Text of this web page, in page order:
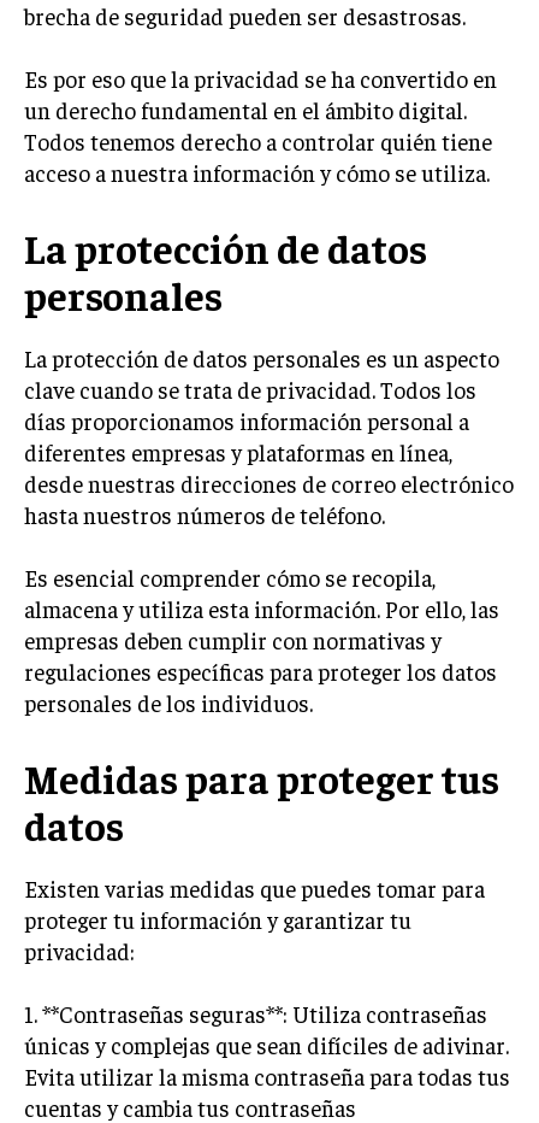
brecha de seguridad pueden ser desastrosas.
Es por eso que la privacidad se ha convertido en
un derecho fundamental en el ámbito digital.
Todos tenemos derecho a controlar quién tiene
acceso a nuestra información y cómo se utiliza.
La protección de datos
personales
La protección de datos personales es un aspecto
clave cuando se trata de privacidad. Todos los
días proporcionamos información personal a
diferentes empresas y plataformas en línea,
desde nuestras direcciones de correo electrónico
hasta nuestros números de teléfono.
Es esencial comprender cómo se recopila,
almacena y utiliza esta información. Por ello, las
empresas deben cumplir con normativas y
regulaciones específicas para proteger los datos
personales de los individuos.
Medidas para proteger tus
datos
Existen varias medidas que puedes tomar para
proteger tu información y garantizar tu
privacidad:
1. **Contraseñas seguras**: Utiliza contraseñas
únicas y complejas que sean difíciles de adivinar.
Evita utilizar la misma contraseña para todas tus
cuentas y cambia tus contraseñas